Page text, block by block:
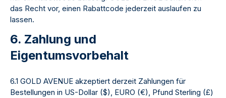
das Recht vor, einen Rabattcode jederzeit auslaufen zu
lassen.
6. Zahlung und
Eigentumsvorbehalt
6.1 GOLD AVENUE akzeptiert derzeit Zahlungen für
Bestellungen in US-Dollar ($), EURO (€), Pfund Sterling (£)